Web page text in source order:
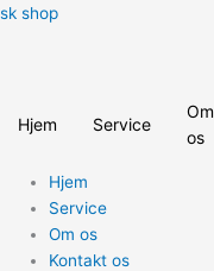
Gå
sk shop
Hjem Service
Om
os
Hjem
Service
Om os
Kontakt os
Menu